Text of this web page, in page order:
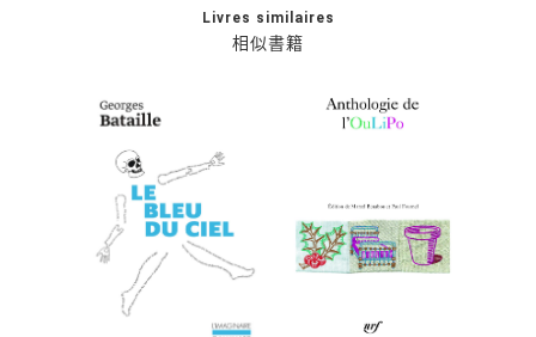
相似書籍
Livres similaires